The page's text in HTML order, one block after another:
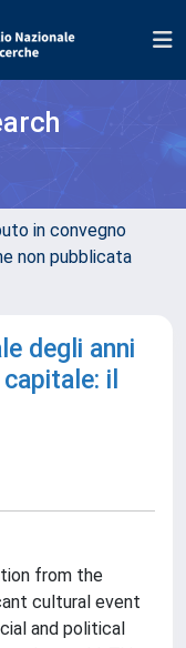
in convegno
non pubblicata
degli anni
il
from the
cultural event
and political